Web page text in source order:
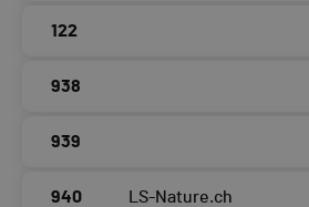
122
938
939
940 LS-Nature.ch